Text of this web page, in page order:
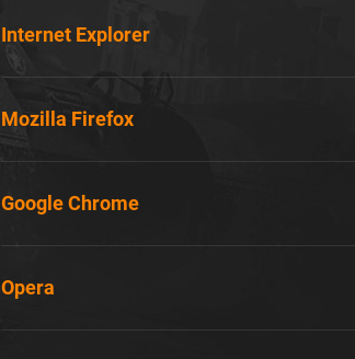
Internet Explorer
Mozilla Firefox
Google Chrome
Opera